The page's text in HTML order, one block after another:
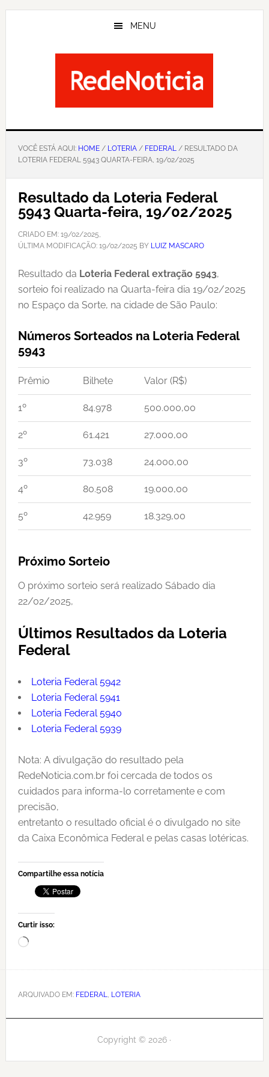
Skip
MENU
VOCÊ ESTÁ AQUI: HOME/ LOTERIA/ FEDERAL/ RESULTADO DA
LOTERIA FEDERAL 5943 QUARTA-FEIRA, 19/02/2025
Resultado da Loteria Federal
5943 Quarta-feira, 19/02/2025
CRIADO EM: 19/02/2025,
ÚLTIMA MODIFICAÇÃO: 19/02/2025 BY LUIZ MASCARO
Resultado da Loteria Federal extração 5943,
sorteio foi realizado na Quarta-feira dia 19/02/2025
no Espaço da Sorte, na cidade de São Paulo:
Números Sorteados na Loteria Federal
5943
Prêmio Bilhete Valor (R$)
1º 84.978 500.000,00
2º 61.421 27.000,00
3º 73.038 24.000,00
4º 80.508 19.000,00
5º 42.959 18.329,00
Próximo Sorteio
O próximo sorteio será realizado Sábado dia
22/02/2025,
Últimos Resultados da Loteria
Federal
Loteria Federal 5942
Loteria Federal 5941
Loteria Federal 5940
Loteria Federal 5939
Nota: A divulgação do resultado pela
RedeNoticia.com.br foi cercada de todos os
cuidados para informa-lo corretamente e com
precisão,
entretanto o resultado oficial é o divulgado no site
da Caixa Econômica Federal e pelas casas lotéricas.
Compartilhe essa notícia
Curtir isso:
Carregando...
ARQUIVADO EM: FEDERAL, LOTERIA
Copyright © 2026 ·